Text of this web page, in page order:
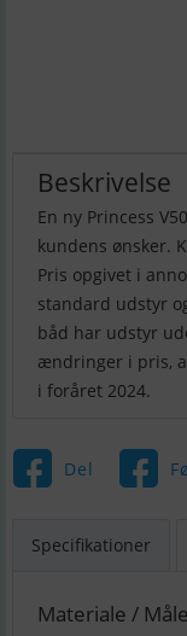
Beskrivelse
En ny Princess
kundens ønsker.
Pris opgivet i
standard udstyr
båd har udstyr
ændringer i pris,
Del
Specifikationer
Materiale /